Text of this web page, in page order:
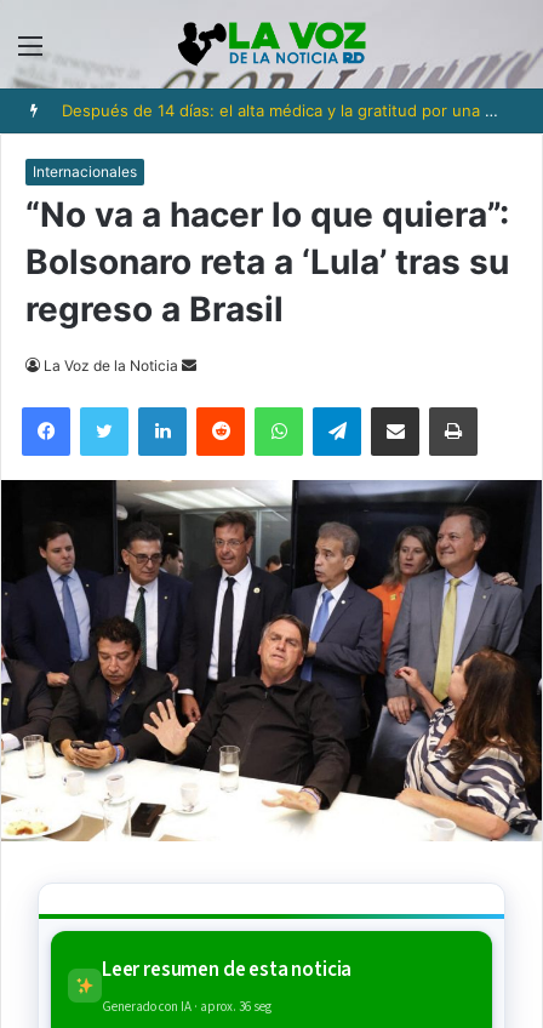
Menú
Después de 14 días: el alta médica y la gratitud por una nueva oportunidad
Internacionales
“No va a hacer lo que quiera”:
Bolsonaro reta a ‘Lula’ tras su
regreso a Brasil
La Voz de la Noticia
Send
email
FacebookTwitter LinkedInReddit WhatsAppTelegramCompartir via Email Imprimi
Leer resumen de esta noticia
Generado con IA · aprox. 36 seg